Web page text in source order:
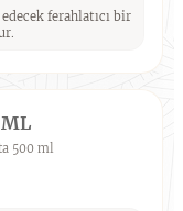
ferahlatıcı bir
500 ml